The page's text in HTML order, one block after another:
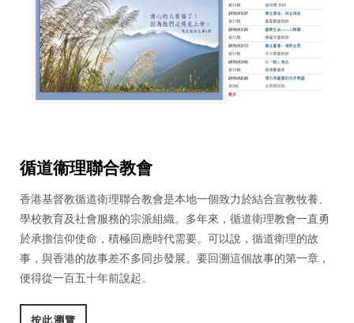
循道衞理聯合教會
香港基督教循道衛理聯合教會是本地一個致力於結合宣教牧養、
學校教育及社會服務的宗派組織。多年來，循道衛理教會一直勇
於承擔信仰使命，積極回應時代需要。可以說，循道衛理的故
事，與香港的故事差不多同步發展。要回溯這個故事的第一章，
便得從一百五十年前說起。
按此瀏覽